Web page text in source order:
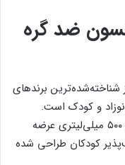
ضد گره
شناخته‌شده‌ترین برندهای
و کودک است.
شامپو ضد گره موی جانسون در بسته‌بندی ۵۰۰ میلی‌لیتری عرضه
کودکان طراحی شده